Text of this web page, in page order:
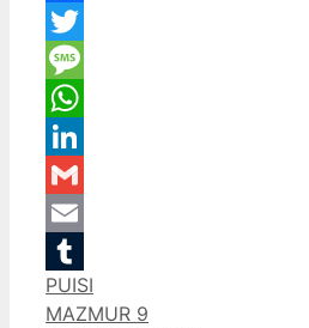
Facebook
Twitter
Message
WhatsApp
LinkedIn
Gmail
Email
Tumblr
Categories
PUISI
MAZMUR 9